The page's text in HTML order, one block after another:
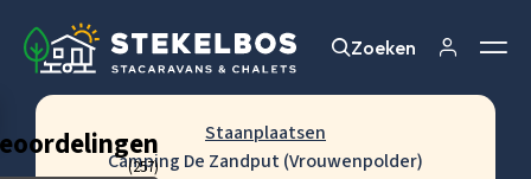
(257)
Zoeken
Zoeken
Staanplaatsen
Camping De Zandput (Vrouwenpolder)